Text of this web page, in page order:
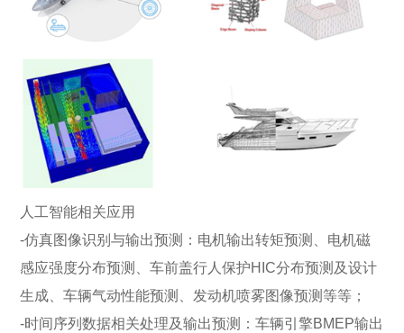
人工智能相关应用
-仿真图像识别与输出预测：电机输出转矩预测、电机磁
感应强度分布预测、车前盖行人保护HIC分布预测及设计
生成、车辆气动性能预测、发动机喷雾图像预测等等；
-时间序列数据相关处理及输出预测：车辆引擎BMEP输出